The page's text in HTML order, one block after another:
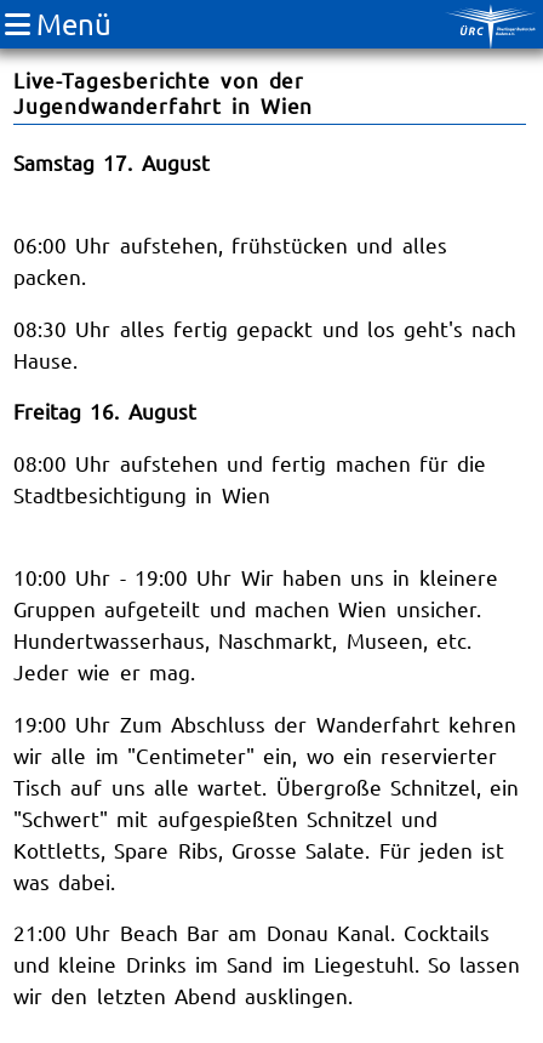
Menü
Live-Tagesberichte von der
Jugendwanderfahrt in Wien
Samstag 17. August
06:00 Uhr aufstehen, frühstücken und alles
packen.
08:30 Uhr alles fertig gepackt und los geht's nach
Hause.
Freitag 16. August
08:00 Uhr aufstehen und fertig machen für die
Stadtbesichtigung in Wien
10:00 Uhr - 19:00 Uhr Wir haben uns in kleinere
Gruppen aufgeteilt und machen Wien unsicher.
Hundertwasserhaus, Naschmarkt, Museen, etc.
Jeder wie er mag.
19:00 Uhr Zum Abschluss der Wanderfahrt kehren
wir alle im "Centimeter" ein, wo ein reservierter
Tisch auf uns alle wartet. Übergroße Schnitzel, ein
"Schwert" mit aufgespießten Schnitzel und
Kottletts, Spare Ribs, Grosse Salate. Für jeden ist
was dabei.
21:00 Uhr Beach Bar am Donau Kanal. Cocktails
und kleine Drinks im Sand im Liegestuhl. So lassen
wir den letzten Abend ausklingen.